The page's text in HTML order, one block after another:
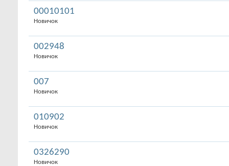
00010101
Новичок
002948
Новичок
007
Новичок
010902
Новичок
0326290
Новичок